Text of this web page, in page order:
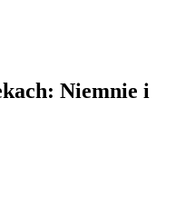
Niemnie i